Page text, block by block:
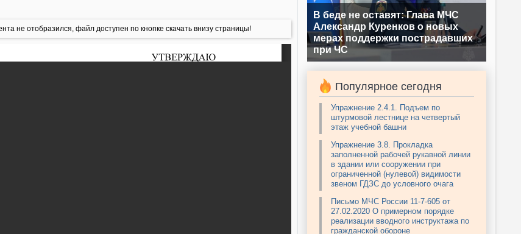
не отобразился, файл доступен по кнопке скачать внизу страницы!
В беде не оставят: Глава МЧС
Александр Куренков о новых
мерах поддержки пострадавших
при ЧС
Популярное сегодня
Упражнение 2.4.1. Подъем по
штурмовой лестнице на четвертый
этаж учебной башни
Упражнение 3.8. Прокладка
заполненной рабочей рукавной линии
в здании или сооружении при
ограниченной (нулевой) видимости
звеном ГДЗС до условного очага
Письмо МЧС России 11-7-605 от
27.02.2020 О примерном порядке
реализации вводного инструктажа по
гражданской обороне